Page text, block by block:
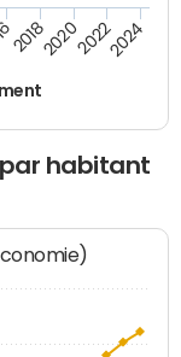
2018202020222024
habitant